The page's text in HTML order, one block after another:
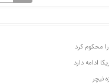
را محکوم کرد
ادامه دارد